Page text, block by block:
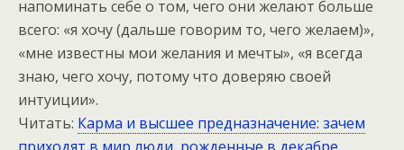
напоминать себе о том, чего они желают больше
всего: «я хочу (дальше говорим то, чего желаем)»,
«мне известны мои желания и мечты», «я всегда
знаю, чего хочу, потому что доверяю своей
интуиции».
Читать: Карма и высшее предназначение: зачем